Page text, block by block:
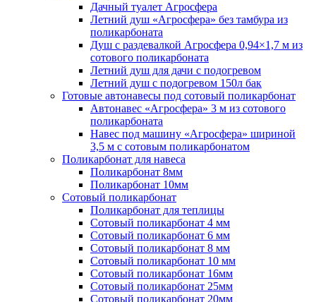
Дачный туалет Агросфера
Летний душ «Агросфера» без тамбура из
поликарбоната
Душ с раздевалкой Агросфера 0,94×1,7 м из
сотового поликарбоната
Летний душ для дачи с подогревом
Летний душ с подогревом 150л бак
Готовые автонавесы под сотовый поликарбонат
Автонавес «Агросфера» 3 м из сотового
поликарбоната
Навес под машину «Агросфера» шириной
3,5 м с сотовым поликарбонатом
Поликарбонат для навеса
Поликарбонат 8мм
Поликарбонат 10мм
Сотовый поликарбонат
Поликарбонат для теплицы
Сотовый поликарбонат 4 мм
Сотовый поликарбонат 6 мм
Сотовый поликарбонат 8 мм
Сотовый поликарбонат 10 мм
Сотовый поликарбонат 16мм
Сотовый поликарбонат 25мм
Сотовый поликарбонат 20мм